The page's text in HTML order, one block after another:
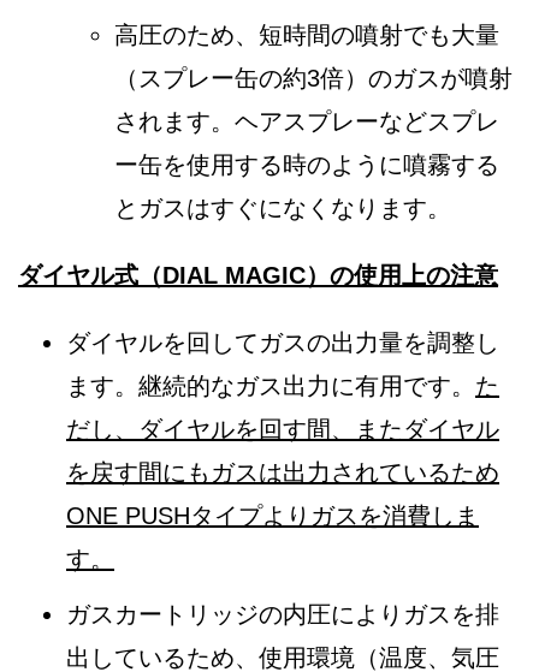
高圧のため、短時間の噴射でも大量
（スプレー缶の約3倍）のガスが噴射
されます。ヘアスプレーなどスプレ
ー缶を使用する時のように噴霧する
とガスはすぐになくなります。
ダイヤル式（DIAL MAGIC）の使用上の注意
ダイヤルを回してガスの出力量を調整し
ます。継続的なガス出力に有用です。 た
だし、ダイヤルを回す間、またダイヤル
を戻す間にもガスは出力されているため
ONE PUSHタイプよりガスを消費しま
す。
ガスカートリッジの内圧によりガスを排
出しているため、使用環境（温度、気圧